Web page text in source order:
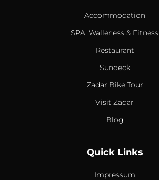
Accommodation
SPA, Walleness & Fitness
Restaurant
Sundeck
Zadar Bike Tour
Visit Zadar
Blog
Quick Links
Impressum